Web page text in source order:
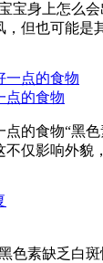
宝身上怎么
，但也可能是
点的食物
点的食物“黑
不仅影响外貌
色素缺乏白